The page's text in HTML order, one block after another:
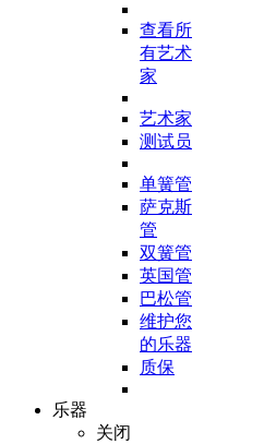
查看所
有艺术
家
艺术家
测试员
单簧管
萨克斯
管
双簧管
英国管
巴松管
维护您
的乐器
质保
乐器
关闭